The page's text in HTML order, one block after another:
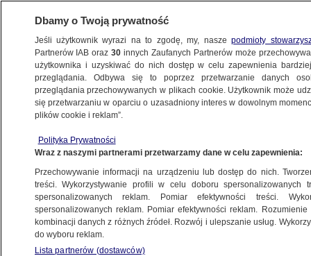
TOPR
Błądził w górach po zmroku, w śniegu
zgubił buta. Jego wołanie o pomoc
usłyszeli rano
KRAKÓW
W Tatrach pomogli rodzinie podczas
nocnej wędrówki, w Karkonoszach
turystów ratowali osiem razy
Dbamy o Twoją prywatność
Jeśli użytkownik wyrazi na to zgodę, my, naszepodmioty
Partnerów IAB oraz30 innych Zaufanych Partnerów może
użytkownika i uzyskiwać do nich dostęp w celu zapewnienia
przeglądania. Odbywa się to poprzez przetwarzanie danych
przeglądania przechowywanych w plikach cookie. Użytkownik może
się przetwarzaniu w oparciu o uzasadniony interes w dowolnym
plików cookie i reklam”.
Polityka Prywatności
Wraz z naszymi partnerami przetwarzamy dane w celu zapewnienia:
Przechowywanie informacji na urządzeniu lub dostęp do nich.
treści. Wykorzystywanie profili w celu doboru spersonalizowanych
spersonalizowanych reklam. Pomiar efektywności treści.
spersonalizowanych reklam. Pomiar efektywności reklam.
kombinacji danych z różnych źródeł. Rozwój i ulepszanie usług.
do wyboru reklam.
Lista partnerów (dostawców)